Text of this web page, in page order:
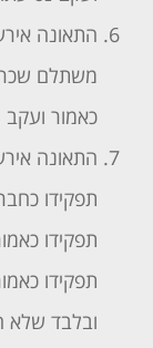
התאונה
משתלם
כאמור ועקב
התאונה
תפקידו
תפקידו
תפקידו
ובלבד שלא